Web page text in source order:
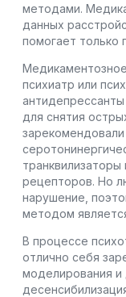
методами.
данных
помогает только
психиатр или
для снятия
рецепторов. Но
нарушение,
методом
В процессе
отлично себя
моделирования и